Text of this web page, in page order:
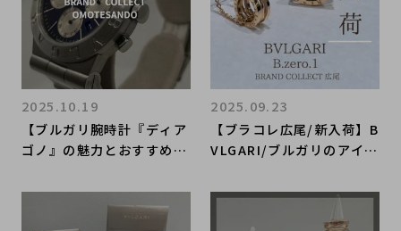
【ブルガリ腕時計『ディア
ゴノ』の魅力とおすすめポ
るなら買うなら表参道1号
店にお任せください
2025.10.19
【ブラコレ広尾/新入荷】B
VLGARI/ブルガリのアイコ
構築したリングとネックレ
2025.09.23